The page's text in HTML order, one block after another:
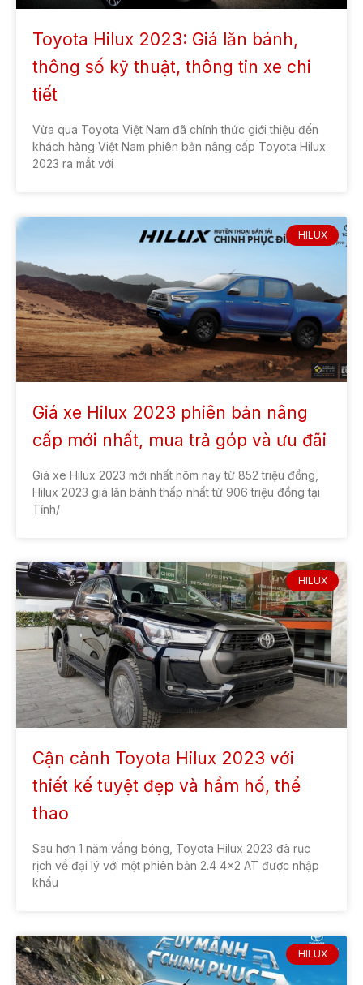
Toyota Hilux 2023: Giá lăn bánh,
thông số kỹ thuật, thông tin xe chi
tiết
Vừa qua Toyota Việt Nam đã chính thức giới thiệu đến
khách hàng Việt Nam phiên bản nâng cấp Toyota Hilux
2023 ra mắt với
HILUX
Giá xe Hilux 2023 phiên bản nâng
cấp mới nhất, mua trả góp và ưu đãi
Giá xe Hilux 2023 mới nhất hôm nay từ 852 triệu đồng,
Hilux 2023 giá lăn bánh thấp nhất từ 906 triệu đồng tại
Tỉnh/
HILUX
Cận cảnh Toyota Hilux 2023 với
thiết kế tuyệt đẹp và hầm hố, thể
thao
Sau hơn 1 năm vắng bóng, Toyota Hilux 2023 đã rục
rịch về đại lý với một phiên bản 2.4 4×2 AT được nhập
khẩu
HILUX
tên
điên
Chọn
cần
giá:
Tỉnh/TP
địnhTôi đã đọc và đồng ý với
quy định chính sách của Toyota